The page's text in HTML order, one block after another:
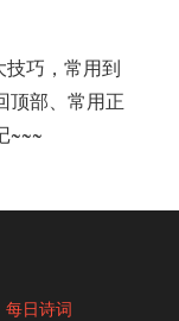
技巧，常用到
顶部、常用正
~~~
每日诗词